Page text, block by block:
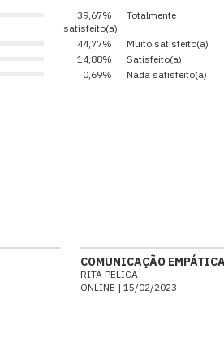
39,67%
Totalmente
satisfeito(a)
44,77%
Muito satisfeito(a)
14,88%
Satisfeito(a)
0,69%
Nada satisfeito(a)
COMUNICAÇÃO
RITA PELICA
ONLINE | 15/02/2023